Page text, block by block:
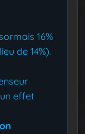
16%
de 14%).
effet